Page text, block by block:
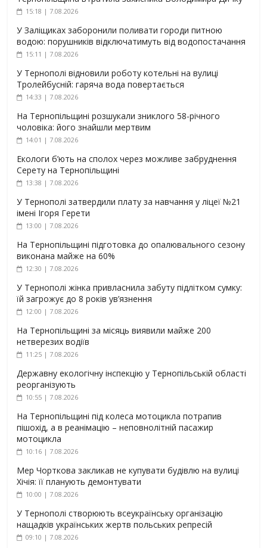
15:18 | 7.08.2026
У Заліщиках заборонили поливати городи питною
водою: порушників відключатимуть від водопостачання
15:11 | 7.08.2026
У Тернополі відновили роботу котельні на вулиці
Тролейбусній: гаряча вода повертається
14:33 | 7.08.2026
На Тернопільщині розшукали зниклого 58-річного
чоловіка: його знайшли мертвим
14:01 | 7.08.2026
Екологи б’ють на сполох через можливе забруднення
Серету на Тернопільщині
13:38 | 7.08.2026
У Тернополі затвердили плату за навчання у ліцеї №21
імені Ігоря Герети
13:00 | 7.08.2026
На Тернопільщині підготовка до опалювального сезону
виконана майже на 60%
12:30 | 7.08.2026
У Тернополі жінка привласнила забуту підлітком сумку:
їй загрожує до 8 років ув’язнення
12:00 | 7.08.2026
На Тернопільщині за місяць виявили майже 200
нетверезих водіїв
11:25 | 7.08.2026
Державну екологічну інспекцію у Тернопільській області
реорганізують
10:55 | 7.08.2026
На Тернопільщині під колеса мотоцикла потрапив
пішохід, а в реанімацію – неповнолітній пасажир
мотоцикла
10:16 | 7.08.2026
Мер Чорткова закликав не купувати будівлю на вулиці
Хічія: її планують демонтувати
10:00 | 7.08.2026
У Тернополі створюють всеукраїнську організацію
нащадків українських жертв польських репресій
09:10 | 7.08.2026